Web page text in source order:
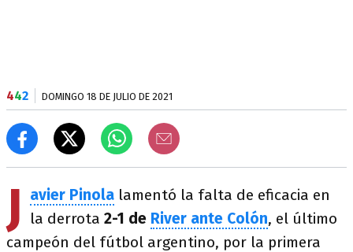
442 DOMINGO 18 DE JULIO DE 2021
J avier Pinola lamentó la falta de eficacia en
la derrota 2-1 de River ante Colón, el último
campeón del fútbol argentino, por la primera